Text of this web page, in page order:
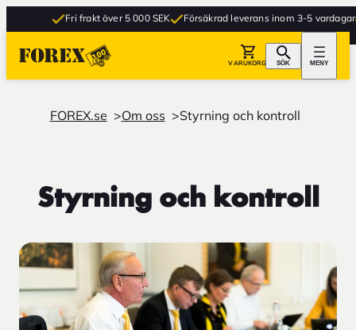
Fri frakt över 5 000 SEK Försäkrad leverans inom 3-5 vardagar
VARUKORG SÖK MENY
FOREX.se Om oss Styrning och kontroll
Styrning och kontroll